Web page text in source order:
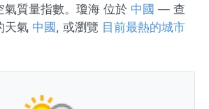
氣質量指數。瓊海 位於 中國 — 查
天氣 中國 , 或瀏覽 目前最熱的城市